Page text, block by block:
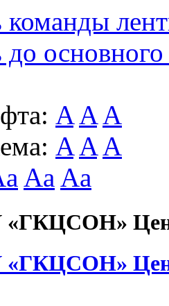
команды
основного
A A A
A A A
Aa Aa